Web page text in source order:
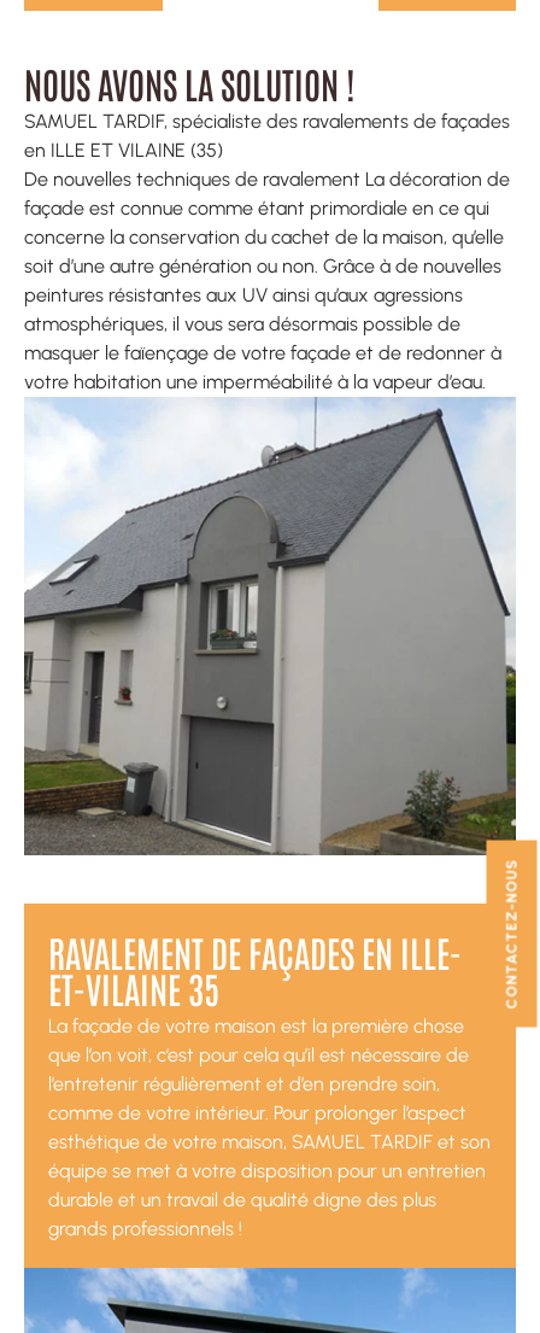
NOUS AVONS LA SOLUTION !
SAMUEL TARDIF, spécialiste des ravalements de façades
en ILLE ET VILAINE (35)
De nouvelles techniques de ravalement La décoration de
façade est connue comme étant primordiale en ce qui
concerne la conservation du cachet de la maison, qu’elle
soit d’une autre génération ou non. Grâce à de nouvelles
peintures résistantes aux UV ainsi qu’aux agressions
atmosphériques, il vous sera désormais possible de
masquer le faïençage de votre façade et de redonner à
votre habitation une imperméabilité à la vapeur d’eau.
RAVALEMENT DE FAÇADES EN ILLE-
ET-VILAINE 35
La façade de votre maison est la première chose
que l’on voit, c’est pour cela qu’il est nécessaire de
l’entretenir régulièrement et d’en prendre soin,
comme de votre intérieur. Pour prolonger l’aspect
esthétique de votre maison, SAMUEL TARDIF et son
équipe se met à votre disposition pour un entretien
durable et un travail de qualité digne des plus
grands professionnels !
CONTACTEZ-NOUS